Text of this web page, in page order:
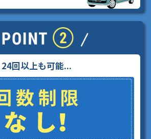
24回以上も可能...